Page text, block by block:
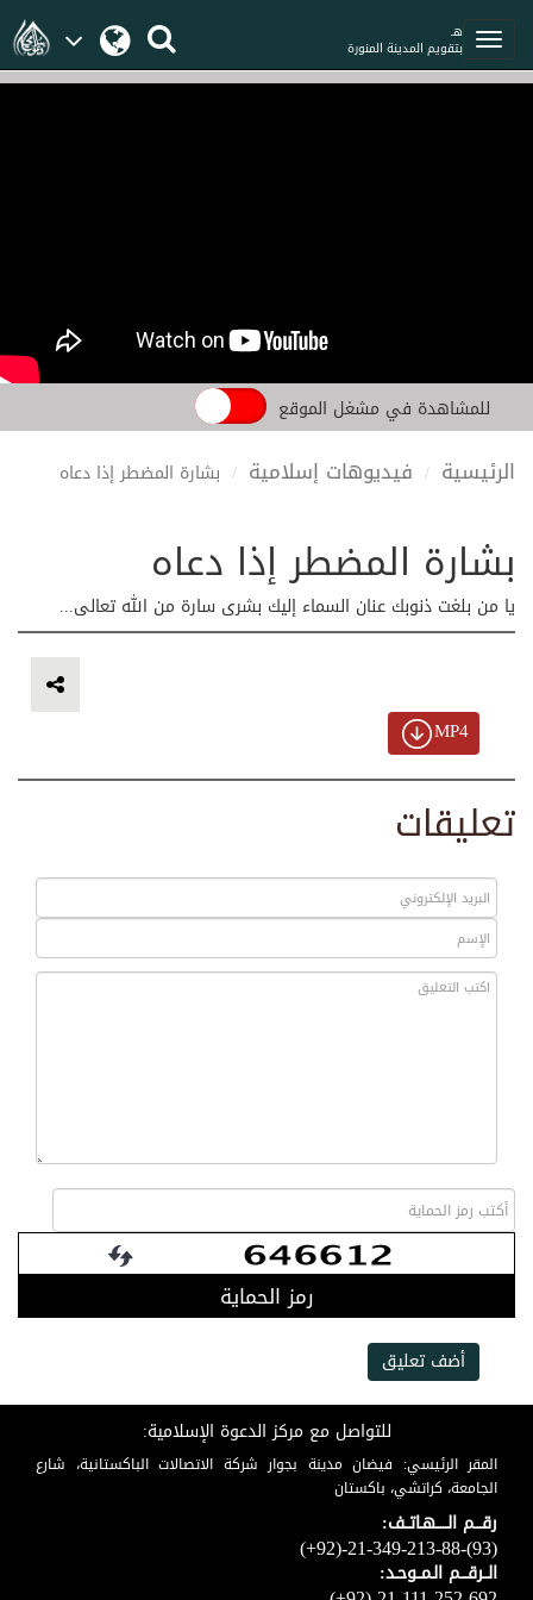
هـ
بتقويم المدينة المنورة
للمشاهدة في مشغل الموقع
الرئيسية فيديوهات إسلامية بشارة المضطر إذا دعاه
بشارة المضطر إذا دعاه
يا من بلغت ذنوبك عنان السماء إليك بشرى سارة من الله تعالى...
MP4
تعليقات
رمز الحماية
أضف تعليق
للتواصل مع مركز الدعوة الإسلامية:
المقر الرئيسي: فيضان مدينة بجوار شركة الاتصالات الباكستانية، شارع
الجامعة، كراتشي، باكستان
رقـــم الـــــهـاتــف:
(+92)-21-349-213-88-(93)
الــرقـــم الـمــوحـد: